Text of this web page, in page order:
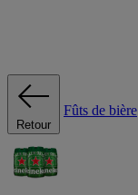
Retour
Fûts de bière